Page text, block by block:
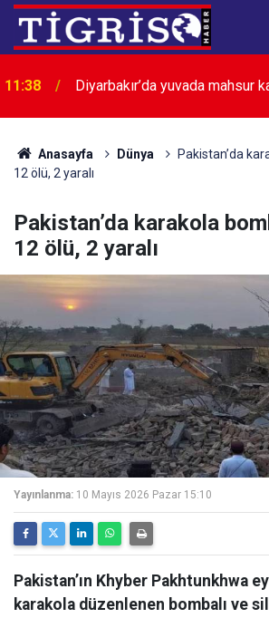
11:38 Diyarbakır’da yuvada mahsur
Anasayfa Dünya
Pakistan’da
12 ölü, 2 yaralı
Pakistan’da karakola
12 ölü, 2 yaralı
Yayınlanma: 10 Mayıs 2026 Pazar 15:10
Pakistan’ın Khyber Pakhtunkhwa
karakola düzenlenen bombalı ve